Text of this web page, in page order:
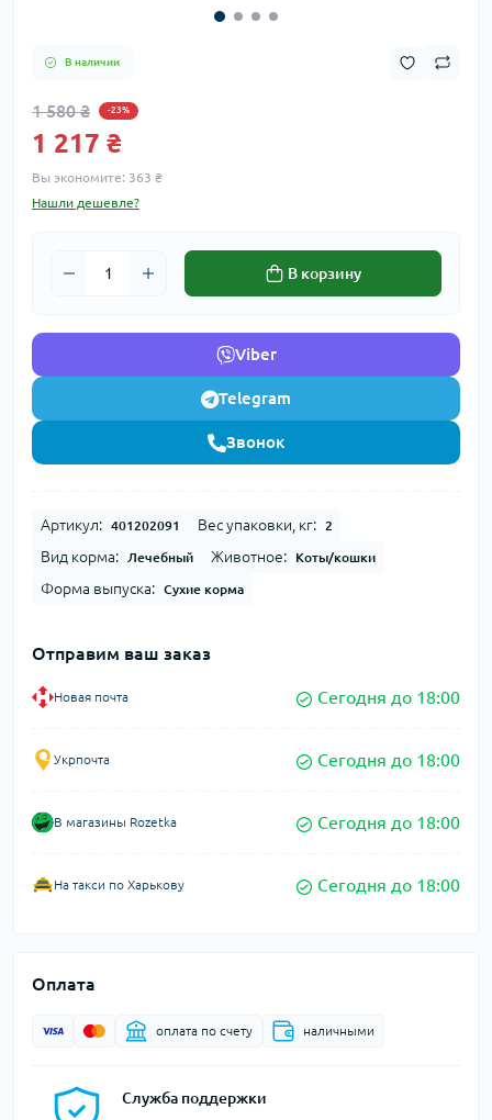
В наличии
1 580 ₴ -23%
1 217 ₴
Вы экономите: 363 ₴
Нашли дешевле?
В корзину
Viber
Telegram
Звонок
Артикул: 401202091 Вес упаковки, кг: 2
Вид корма: Лечебный Животное: Коты/кошки
Форма выпуска: Сухие корма
Отправим ваш заказ
Новая почта Сегодня до 18:00
Укрпочта Сегодня до 18:00
В магазины Rozetka Сегодня до 18:00
На такси по Харькову Сегодня до 18:00
Оплата
оплата по счету наличными
Служба поддержки